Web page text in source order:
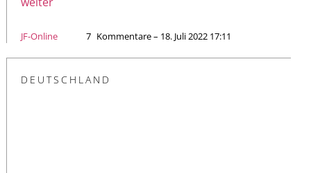
JF-Online 7 Kommentare – 18. Juli 2022 17:11
DEUTSCHLAND